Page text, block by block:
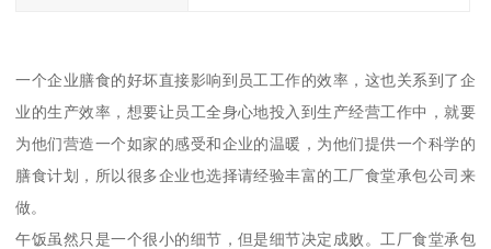
一个企业膳食的好坏直接影响到员工工作的效率，这也关系到了企
业的生产效率，想要让员工全身心地投入到生产经营工作中，就要
为他们营造一个如家的感受和企业的温暖，为他们提供一个科学的
膳食计划，所以很多企业也选择请经验丰富的工厂食堂承包公司来
做。
午饭虽然只是一个很小的细节，但是细节决定成败。工厂食堂承包